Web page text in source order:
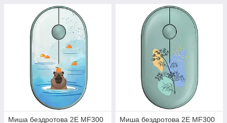
Миша бездротова 2E MF300
Миша бездротова 2E MF300